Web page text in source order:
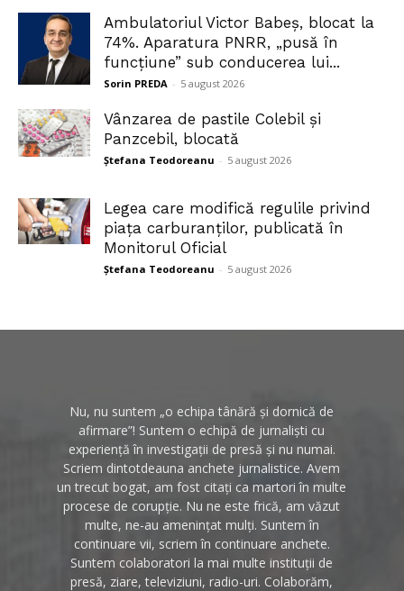
Ambulatoriul Victor Babeș, blocat la
74%. Aparatura PNRR, „pusă în
funcțiune” sub conducerea lui...
Sorin PREDA - 5 august 2026
Vânzarea de pastile Colebil și
Panzcebil, blocată
Ștefana Teodoreanu - 5 august 2026
Legea care modifică regulile privind
piața carburanților, publicată în
Monitorul Oficial
Ștefana Teodoreanu - 5 august 2026
Nu, nu suntem „o echipa tânără și dornică de
afirmare”! Suntem o echipă de jurnaliști cu
experiență în investigații de presă și nu numai.
Scriem dintotdeauna anchete jurnalistice. Avem
un trecut bogat, am fost citați ca martori în multe
procese de corupție. Nu ne este frică, am văzut
multe, ne-au amenințat mulți. Suntem în
continuare vii, scriem în continuare anchete.
Suntem colaboratori la mai multe instituții de
presă, ziare, televiziuni, radio-uri. Colaborăm,